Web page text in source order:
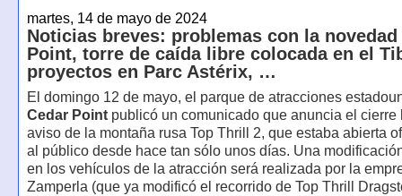
martes, 14 de mayo de 2024
Noticias breves: problemas con la novedad
Point, torre de caída libre colocada en el
proyectos en Parc Astérix, …
El domingo 12 de mayo, el parque de atracciones
Cedar Pointpublicó un comunicado que anuncia el cierre
aviso de la montaña rusa Top Thrill 2, que estaba abierta
al público desde hace tan sólo unos días. Una
en los vehículos de la atracción será realizada por la
Zamperla (que ya modificó el recorrido de Top Thrill